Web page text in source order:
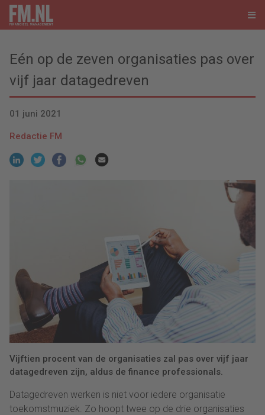
Eén op de zeven organisaties pas over
vijf jaar datagedreven
01 juni 2021
Redactie FM
Vijftien procent van de organisaties zal pas over vijf jaar
datagedreven zijn, aldus de finance professionals.
Datagedreven werken is niet voor iedere organisatie
toekomstmuziek. Zo hoopt twee op de drie organisaties